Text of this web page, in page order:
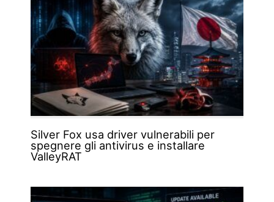
Silver Fox usa driver vulnerabili per
spegnere gli antivirus e installare
ValleyRAT